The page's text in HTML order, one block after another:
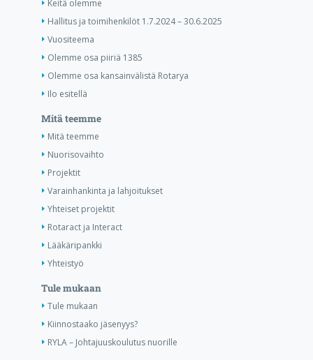
Keitä olemme
Hallitus ja toimihenkilöt 1.7.2024 – 30.6.2025
Vuositeema
Olemme osa piiriä 1385
Olemme osa kansainvälistä Rotarya
Ilo esitellä
Mitä teemme
Mitä teemme
Nuorisovaihto
Projektit
Varainhankinta ja lahjoitukset
Yhteiset projektit
Rotaract ja Interact
Lääkäripankki
Yhteistyö
Tule mukaan
Tule mukaan
Kiinnostaako jäsenyys?
RYLA – Johtajuuskoulutus nuorille